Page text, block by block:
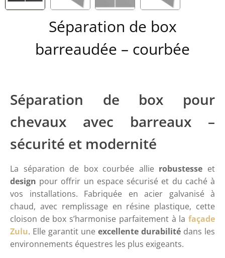
Séparation de box
barreaudée – courbée
Séparation de box pour
chevaux avec barreaux –
sécurité et modernité
La séparation de box courbée allie robustesse et
design pour offrir un espace sécurisé et du caché à
vos installations. Fabriquée en acier galvanisé à
chaud, avec remplissage en résine plastique, cette
cloison de box s’harmonise parfaitement à la façade
Zulu. Elle garantit une excellente durabilité dans les
environnements équestres les plus exigeants.